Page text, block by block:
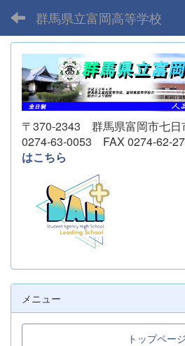
群馬県立富岡高等学校
〒370-2343 群馬県富岡市七
0274-63-0053 FAX 0274-62-
はこちら
メニュー
トップページ